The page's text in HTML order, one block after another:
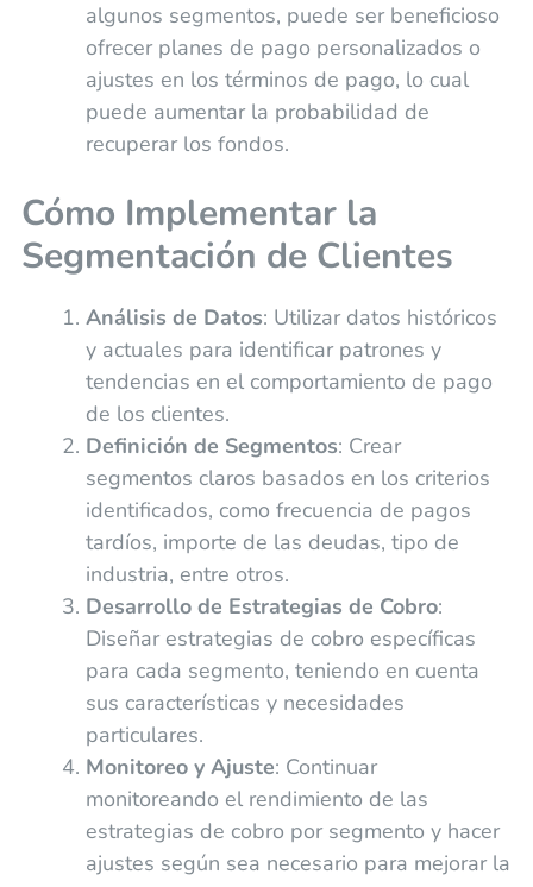
algunos segmentos, puede ser beneficioso
ofrecer planes de pago personalizados o
ajustes en los términos de pago, lo cual
puede aumentar la probabilidad de
recuperar los fondos.
Cómo Implementar la
Segmentación de Clientes
Análisis de Datos: Utilizar datos históricos
y actuales para identificar patrones y
tendencias en el comportamiento de pago
de los clientes.
Definición de Segmentos: Crear
segmentos claros basados en los criterios
identificados, como frecuencia de pagos
tardíos, importe de las deudas, tipo de
industria, entre otros.
Desarrollo de Estrategias de Cobro:
Diseñar estrategias de cobro específicas
para cada segmento, teniendo en cuenta
sus características y necesidades
particulares.
Monitoreo y Ajuste: Continuar
monitoreando el rendimiento de las
estrategias de cobro por segmento y hacer
ajustes según sea necesario para mejorar la